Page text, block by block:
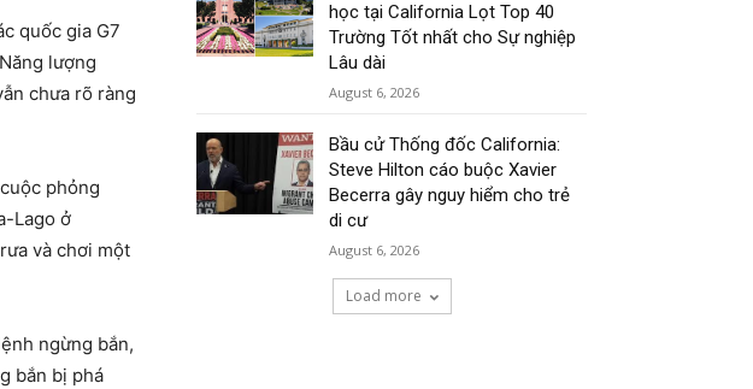
quốc gia G7
lượng
chưa rõ ràng
phỏng
Lago ở
và chơi một
ngừng bắn,
bắn bị phá
học tại California Lọt Top 40
Trường Tốt nhất cho Sự nghiệp
Lâu dài
August 6, 2026
Bầu cử Thống đốc California:
Steve Hilton cáo buộc Xavier
Becerra gây nguy hiểm cho trẻ
di cư
August 6, 2026
Load more